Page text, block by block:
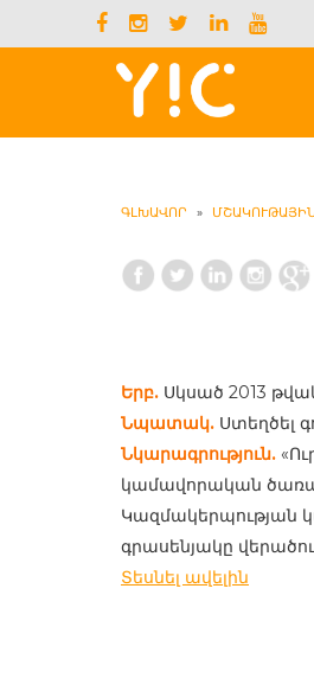
ԳԼԽԱՎՈՐ »
Երբ. Սկսած 2013
Նպատակ. Ստեղծել
Նկարագրություն.
կամավորական
Կազմակերպության
գրասենյակը
Տեսնել ավելին